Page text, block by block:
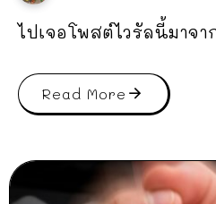
ไปเจอโพสต์ไวรัลนี้มาจา
Read More